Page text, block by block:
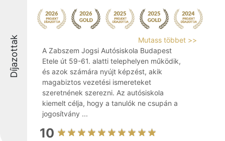
Díjazottak
Mutass többet >>
A Zabszem Jogsi Autósiskola Budapest
Etele út 59-61. alatti telephelyen működik,
és azok számára nyújt képzést, akik
magabiztos vezetési ismereteket
szeretnének szerezni. Az autósiskola
kiemelt célja, hogy a tanulók ne csupán a
jogosítvány ...
10